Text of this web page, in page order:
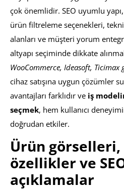
çok önemlidir. SEO uyumlu
ürün filtreleme seçenekleri,
alanları ve müşteri yorum
altyapı seçiminde dikkate
WooCommerce, Ideasoft, Ticimax
cihaz satışına uygun çözümler
avantajları farklıdır ve iş
seçmek, hem kullanıcı
doğrudan etkiler.
Ürün
özellikler ve
açıklamalar